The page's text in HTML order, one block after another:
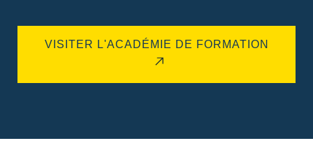
VISITER L'ACADÉMIE DE FORMATION